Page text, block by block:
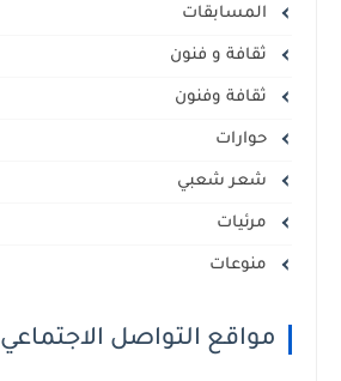
المسابقات
ثقافة و فنون
ثقافة وفنون
حوارات
شعر شعبي
مرئيات
منوعات
مواقع التواصل الاجتماعي